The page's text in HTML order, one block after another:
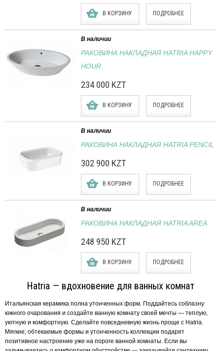
В КОРЗИНУ ПОДРОБНЕЕ
В наличии
РАКОВИНА НАКЛАДНАЯ HATRIA HAPPY
HOUR
234 000 KZT
В КОРЗИНУ ПОДРОБНЕЕ
В наличии
РАКОВИНА НАКЛАДНАЯ HATRIA PENCIL
302 900 KZT
В КОРЗИНУ ПОДРОБНЕЕ
В наличии
РАКОВИНА НАКЛАДНАЯ HATRIA AREA
248 950 KZT
В КОРЗИНУ ПОДРОБНЕЕ
Hatria — вдохновение для ванных комнат
Итальянская керамика полна утонченных форм. Поддайтесь соблазну
южного очарования и создайте ванную комнату своей мечты — теплую,
уютную и комфортную. Сделайте повседневную жизнь проще с Hatria.
Мягкие, обтекаемые формы и утонченность коллекции подарят
позитивное настроение уже на пороге ванной комнаты. Если вы